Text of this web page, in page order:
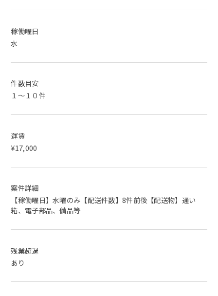
稼働曜日
水
件数目安
１～１０件
運賃
¥17,000
案件詳細
【稼働曜日】水曜のみ【配送件数】8件前後【配送物】通い
箱、電子部品、備品等
残業超過
あり